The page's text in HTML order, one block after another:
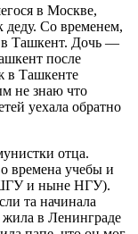
в Москве,
деду. Со временем,
в Ташкент. Дочь —
после
в Ташкенте
не знаю что
уехала обратно
отца.
времена учебы и
и ныне НГУ).
та начинала
в Ленинграде